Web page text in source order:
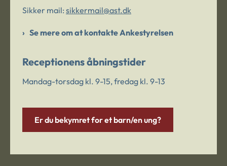
Sikker mail: sikkermail@ast.dk
Se mere om at kontakte Ankestyrelsen
Receptionens åbningstider
Mandag-torsdag kl. 9-15, fredag kl. 9-13
Er du bekymret for et barn/en ung?